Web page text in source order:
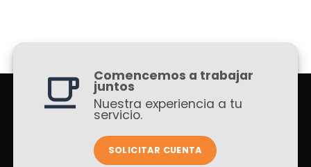
Comencemos a trabajar
juntos
Nuestra experiencia a tu
servicio.
SOLICITAR CUENTA